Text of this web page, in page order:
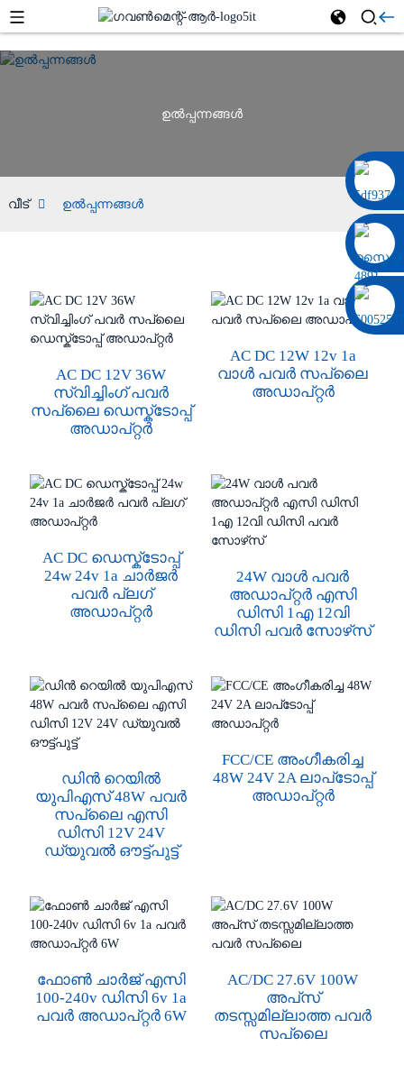
0086 13322920697
ഉൽപ്പന്നങ്ങൾ
വീട് ഉൽപ്പന്നങ്ങൾ
AC DC 12V 36W
സ്വിച്ചിംഗ് പവർ
സപ്ലൈ ഡെസ്ക്ടോപ്പ്
അഡാപ്റ്റർ
AC DC 12W 12v 1a
വാൾ പവർ സപ്ലൈ
അഡാപ്റ്റർ
AC DC ഡെസ്ക്ടോപ്പ്
24w 24v 1a ചാർജർ
പവർ പ്ലഗ്
അഡാപ്റ്റർ
24W വാൾ പവർ
അഡാപ്റ്റർ എസി
ഡിസി 1എ 12വി
ഡിസി പവർ സോഴ്‌സ്
ഡിൻ റെയിൽ
യുപിഎസ് 48W പവർ
സപ്ലൈ എസി
ഡിസി 12V 24V
ഡ്യുവൽ ഔട്ട്പുട്ട്
FCC/CE അംഗീകരിച്ച
48W 24V 2A ലാപ്‌ടോപ്പ്
അഡാപ്റ്റർ
ഫോൺ ചാർജ് എസി
100-240v ഡിസി 6v 1a
പവർ അഡാപ്റ്റർ 6W
AC/DC 27.6V 100W
അപ്‌സ്
തടസ്സമില്ലാത്ത പവർ
സപ്ലൈ